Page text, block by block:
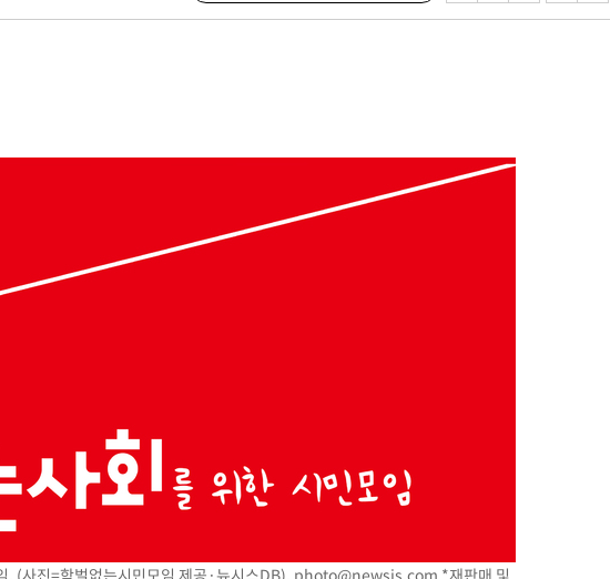
개장
부상, 3명은 중태
슘섬에서 두차
수 징계 절차 개시
역총액
년
속기소
명 사망
치
피뇨"-- CDC
관련 압수수색
도 선관위 등 9곳
상승 출발
. (사진=학벌없는시민모임 제공·뉴시스DB). photo@newsis.com *재판매 및